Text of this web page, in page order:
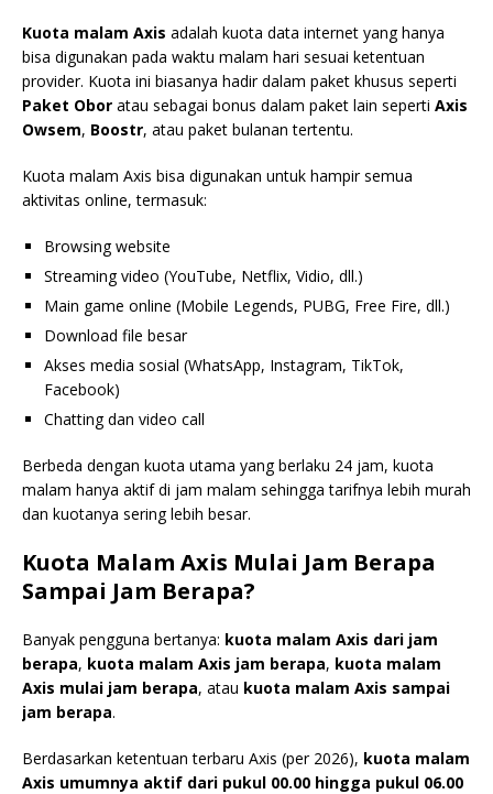
Kuota malam Axis adalah kuota data internet yang hanya
bisa digunakan pada waktu malam hari sesuai ketentuan
provider. Kuota ini biasanya hadir dalam paket khusus seperti
Paket Obor atau sebagai bonus dalam paket lain seperti Axis
Owsem, Boostr, atau paket bulanan tertentu.
Kuota malam Axis bisa digunakan untuk hampir semua
aktivitas online, termasuk:
Browsing website
Streaming video (YouTube, Netflix, Vidio, dll.)
Main game online (Mobile Legends, PUBG, Free Fire, dll.)
Download file besar
Akses media sosial (WhatsApp, Instagram, TikTok,
Facebook)
Chatting dan video call
Berbeda dengan kuota utama yang berlaku 24 jam, kuota
malam hanya aktif di jam malam sehingga tarifnya lebih murah
dan kuotanya sering lebih besar.
Kuota Malam Axis Mulai Jam Berapa
Sampai Jam Berapa?
Banyak pengguna bertanya: kuota malam Axis dari jam
berapa, kuota malam Axis jam berapa, kuota malam
Axis mulai jam berapa, atau kuota malam Axis sampai
jam berapa.
Berdasarkan ketentuan terbaru Axis (per 2026), kuota malam
Axis umumnya aktif dari pukul 00.00 hingga pukul 06.00